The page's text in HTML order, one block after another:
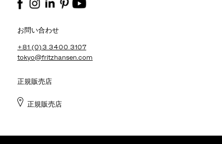
お問い合わせ
+81 (0)3 3400 3107
tokyo@fritzhansen.com
正規販売店
正規販売店